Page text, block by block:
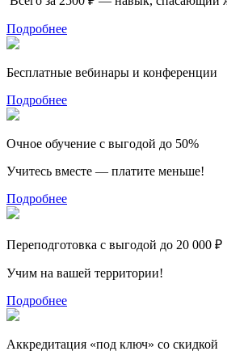
Подробнее
Бесплатные вебинары и конференции
Подробнее
Очное обучение с выгодой до 50%
Учитесь вместе — платите меньше!
Подробнее
Переподготовка с выгодой до 20 000 ₽
Учим на вашей территории!
Подробнее
Аккредитация «под ключ» со скидкой